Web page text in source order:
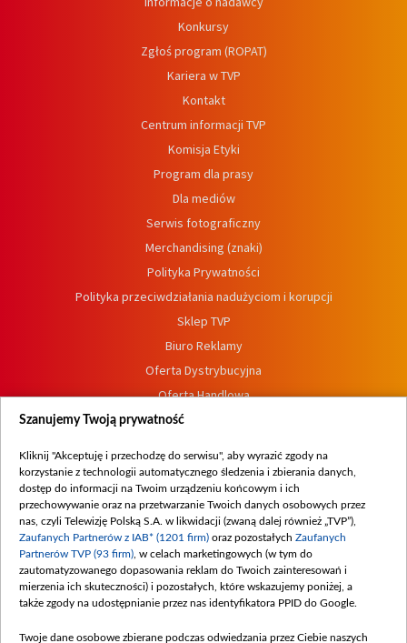
Konkursy
Zgłoś program (ROPAT)
Kariera w TVP
Kontakt
Centrum informacji TVP
Komisja Etyki
Program dla prasy
Dla mediów
Serwis fotograficzny
Merchandising (znaki)
Polityka Prywatności
Polityka przeciwdziałania nadużyciom i korupcji
Sklep TVP
Biuro Reklamy
Oferta Dystrybucyjna
Oferta Handlowa
Dostępność
Procedura zgłoszeń wewnętrznych
Szanujemy Twoją prywatność
Kliknij "Akceptuję i przechodzę do serwisu", aby wyrazić zgody na
korzystanie z technologii automatycznego śledzenia i zbierania danych,
dostęp do informacji na Twoim urządzeniu końcowym i ich
przechowywanie oraz na przetwarzanie Twoich danych osobowych przez
nas, czyli Telewizję Polską S.A. w likwidacji (zwaną dalej również „TVP”),
Zaufanych Partnerów z IAB* (1201 firm) oraz pozostałych Zaufanych
Partnerów TVP (93 firm) , w celach marketingowych (w tym do
zautomatyzowanego dopasowania reklam do Twoich zainteresowań i
mierzenia ich skuteczności) i pozostałych, które wskazujemy poniżej, a
także zgody na udostępnianie przez nas identyfikatora PPID do Google.
Twoje dane osobowe zbierane podczas odwiedzania przez Ciebie naszych